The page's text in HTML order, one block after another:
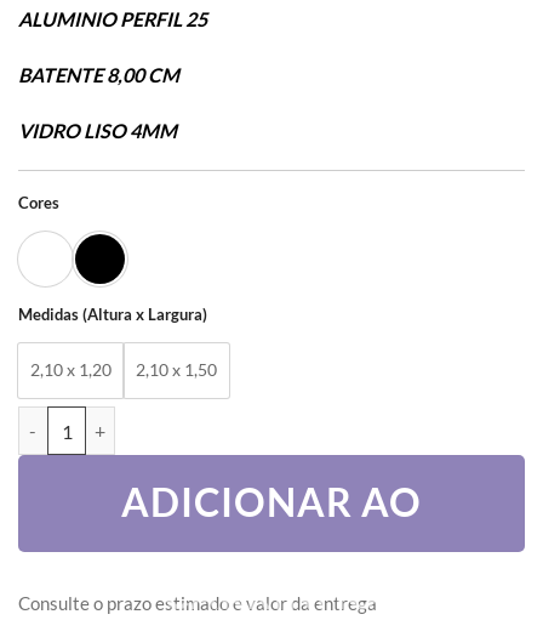
ALUMINIO PERFIL 25
BATENTE 8,00 CM
VIDRO LISO 4MM
Cores
Medidas (Altura x Largura)
2,10 x 1,20 2,10 x 1,50
ADICIONAR AO
CARRINHO
Consulte o prazo estimado e valor da entrega